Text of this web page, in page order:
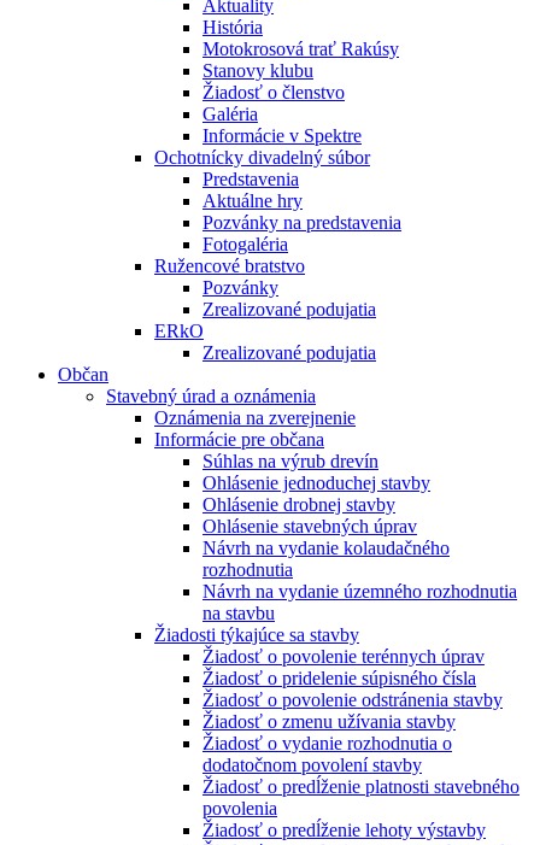
Aktuality
História
Motokrosová trať Rakúsy
Stanovy klubu
Žiadosť o členstvo
Galéria
Informácie v Spektre
Ochotnícky divadelný súbor
Predstavenia
Aktuálne hry
Pozvánky na predstavenia
Fotogaléria
Ružencové bratstvo
Pozvánky
Zrealizované podujatia
ERkO
Zrealizované podujatia
Občan
Stavebný úrad a oznámenia
Oznámenia na zverejnenie
Informácie pre občana
Súhlas na výrub drevín
Ohlásenie jednoduchej stavby
Ohlásenie drobnej stavby
Ohlásenie stavebných úprav
Návrh na vydanie kolaudačného
rozhodnutia
Návrh na vydanie územného rozhodnutia
na stavbu
Žiadosti týkajúce sa stavby
Žiadosť o povolenie terénnych úprav
Žiadosť o pridelenie súpisného čísla
Žiadosť o povolenie odstránenia stavby
Žiadosť o zmenu užívania stavby
Žiadosť o vydanie rozhodnutia o
dodatočnom povolení stavby
Žiadosť o predĺženie platnosti stavebného
povolenia
Žiadosť o predĺženie lehoty výstavby